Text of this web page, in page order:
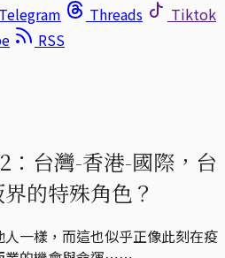
Telegram Threads
Tiktok
RSS
：台灣-香港-國際，台
的特殊角色？
一樣，而這也似乎正像此刻在疫